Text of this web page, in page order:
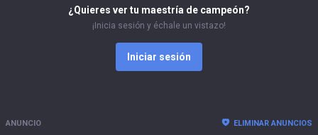
¿Quieres ver tu maestría de campeón?
¡Inicia sesión y échale un vistazo!
Iniciar sesión
ANUNCIO ELIMINAR ANUNCIOS